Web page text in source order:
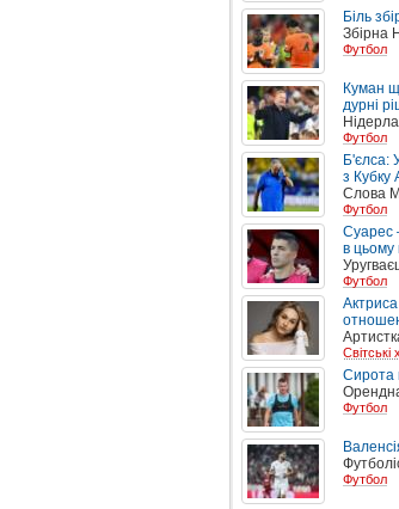
Біль
Збірна
Футбол
Куман
дурні
Футбол
Б'єлса:
з Кубку
Слова
Футбол
Суарес
в цьому
Футбол
Світські
Сирота
Футбол
Футбол